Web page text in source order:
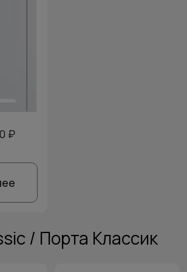
₽
/ Порта Классик